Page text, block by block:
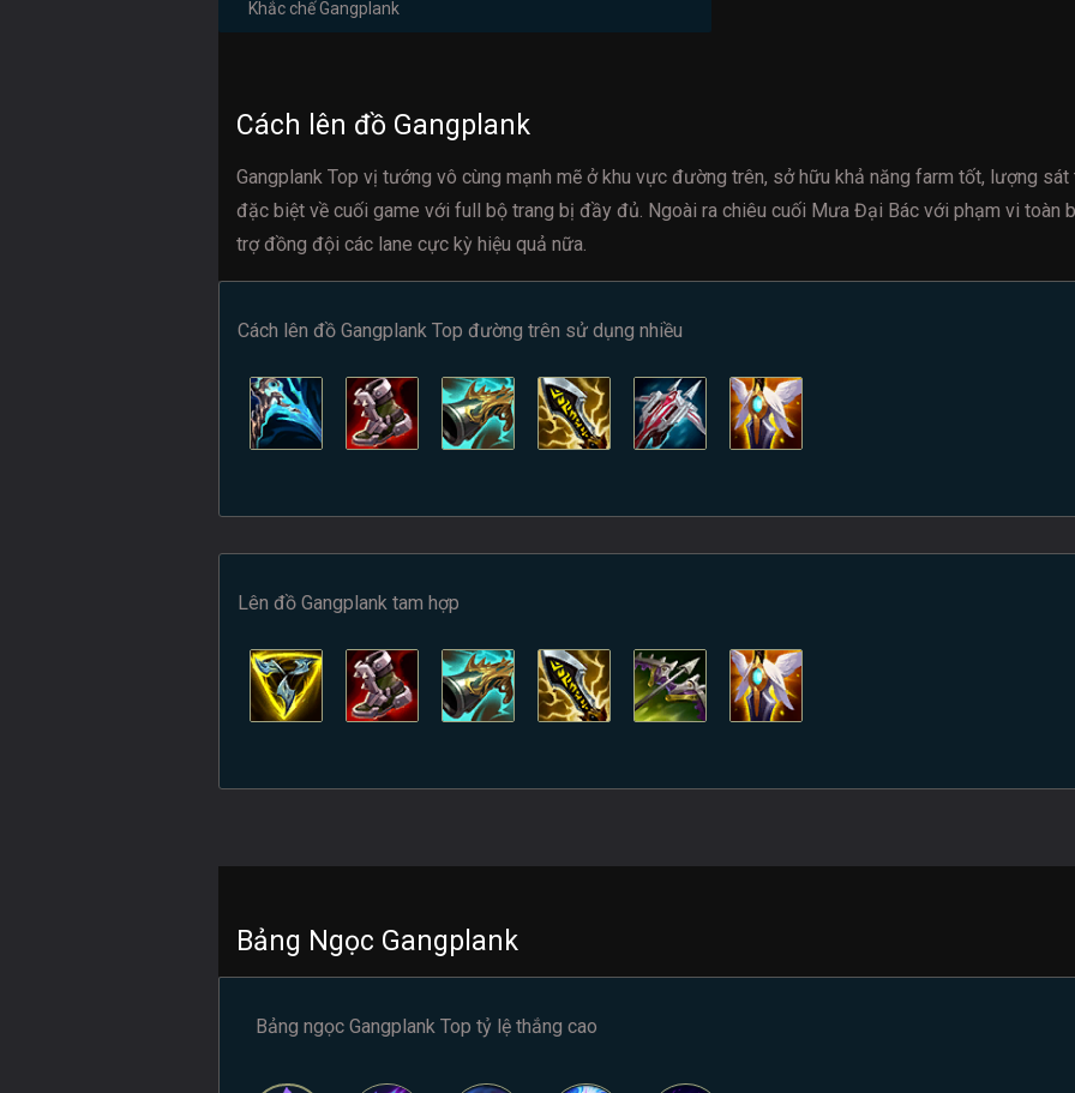
Khắc chế Gangplank
Cách lên đồ Gangplank
Gangplank Top vị tướng vô cùng mạnh mẽ ở khu vực đường trên, sở hữu khả năng farm tốt, lượng
đặc biệt về cuối game với full bộ trang bị đầy đủ. Ngoài ra chiêu cuối Mưa Đại Bác với phạm vi toàn
trợ đồng đội các lane cực kỳ hiệu quả nữa.
Cách lên đồ Gangplank Top đường trên sử dụng nhiều
Lên đồ Gangplank tam hợp
Bảng Ngọc Gangplank
Bảng ngọc Gangplank Top tỷ lệ thắng cao